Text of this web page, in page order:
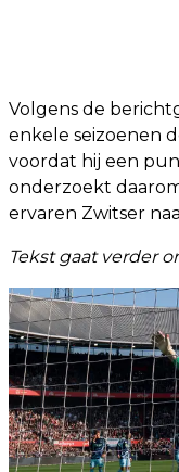
Volgens de
enkele seizoenen
voordat hij een
onderzoekt
ervaren Zwitser
Tekst gaat verder